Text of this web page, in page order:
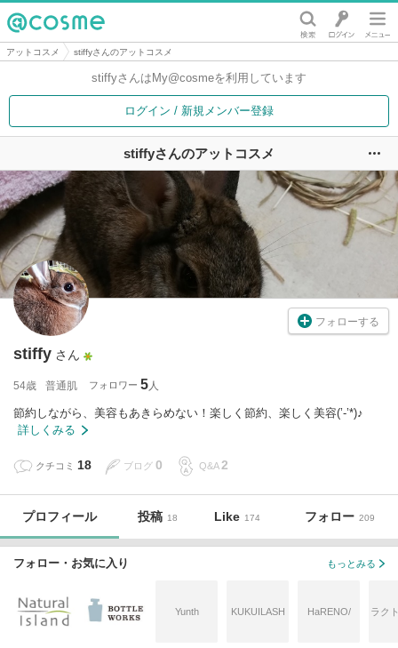
@cosme
アットコスメ stiffyさんのアットコスメ
stiffyさんは My@cosmeを利用しています
ログイン / 新規メンバー登録
stiffyさんのアットコスメ
フォローする
stiffy さん
54歳 普通肌 フォロワー 5
節約しながら、美容もあきらめない！楽しく節約、楽しく美容(’-’*)♪
詳しくみる
クチコミ 18 ブログ 0 Q&A 2
プロフィール 投稿 18 Like 174 フォロー 209
フォロー・お気に入り もっとみる
Yunth KUKUILASH HaRENO/ ラク